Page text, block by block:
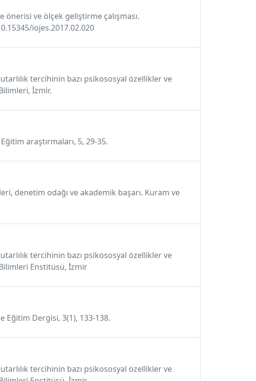
önerisi ve ölçek geliştirme çalışması.
iojes.2017.02.020
tercihinin bazı psikososyal özellikler ve
İzmir.
araştırmaları, 5, 29-35.
denetim odağı ve akademik başarı. Kuram ve
tercihinin bazı psikososyal özellikler ve
Enstitüsü, İzmir
Eğitim Dergisi, 3(1), 133-138.
tercihinin bazı psikososyal özellikler ve